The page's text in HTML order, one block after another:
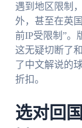
遇到地区限制
外，甚至在英
前IP受限制”。
这无疑切断了
了中文解说的
折扣。
选对回